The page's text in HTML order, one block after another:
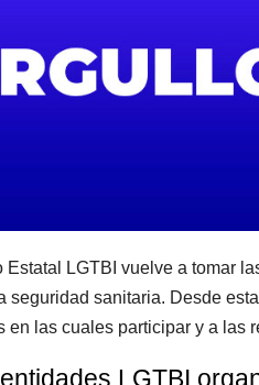
Estatal LGTBI vuelve a tomar
seguridad sanitaria. Desde
en las cuales participar y a las
LGTBI